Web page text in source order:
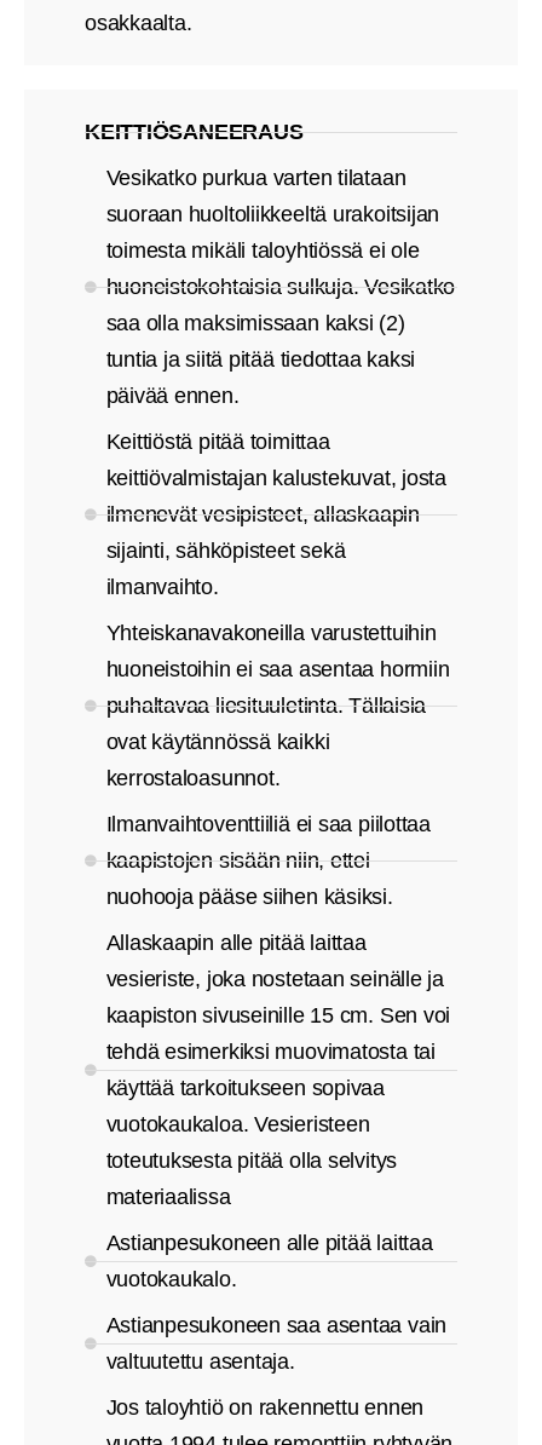
osakkaalta.
KEITTIÖSANEERAUS
Vesikatko purkua varten tilataan
suoraan huoltoliikkeeltä urakoitsijan
toimesta mikäli taloyhtiössä ei ole
huoneistokohtaisia sulkuja. Vesikatko
saa olla maksimissaan kaksi (2)
tuntia ja siitä pitää tiedottaa kaksi
päivää ennen.
Keittiöstä pitää toimittaa
keittiövalmistajan kalustekuvat, josta
ilmenevät vesipisteet, allaskaapin
sijainti, sähköpisteet sekä
ilmanvaihto.
Yhteiskanavakoneilla varustettuihin
huoneistoihin ei saa asentaa hormiin
puhaltavaa liesituuletinta. Tällaisia
ovat käytännössä kaikki
kerrostaloasunnot.
Ilmanvaihtoventtiiliä ei saa piilottaa
kaapistojen sisään niin, ettei
nuohooja pääse siihen käsiksi.
Allaskaapin alle pitää laittaa
vesieriste, joka nostetaan seinälle ja
kaapiston sivuseinille 15 cm. Sen voi
tehdä esimerkiksi muovimatosta tai
käyttää tarkoitukseen sopivaa
vuotokaukaloa. Vesieristeen
toteutuksesta pitää olla selvitys
materiaalissa
Astianpesukoneen alle pitää laittaa
vuotokaukalo.
Astianpesukoneen saa asentaa vain
valtuutettu asentaja.
Jos taloyhtiö on rakennettu ennen